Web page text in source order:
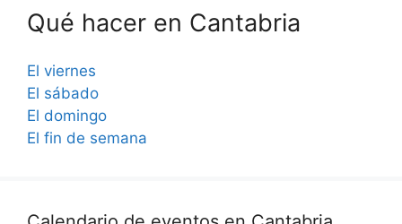
Qué hacer en Cantabria
El viernes
El sábado
El domingo
El fin de semana